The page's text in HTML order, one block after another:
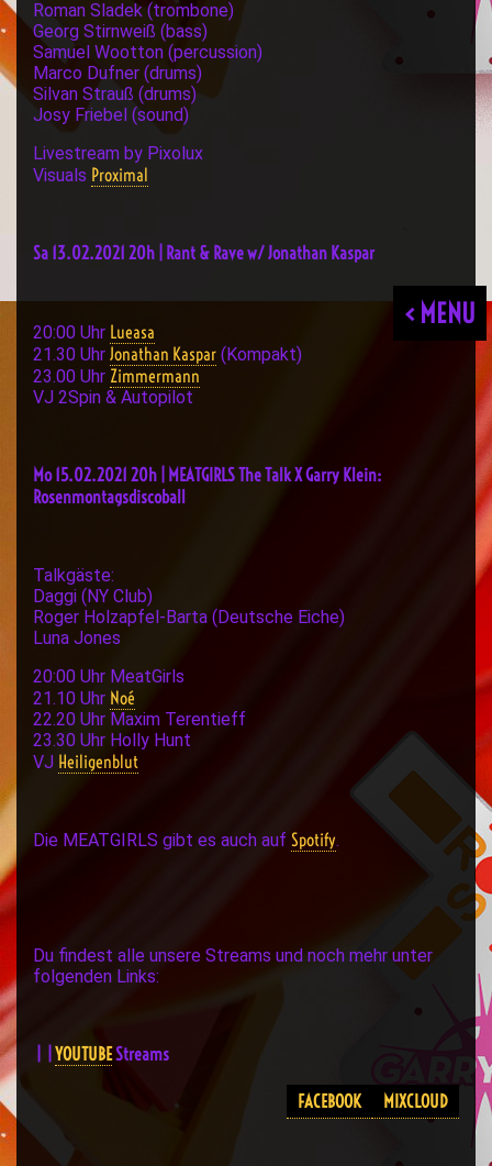
< MENU
Roman Sladek (trombone)
Georg Stirnweiß (bass)
Samuel Wootton (percussion)
Marco Dufner (drums)
Silvan Strauß (drums)
Josy Friebel (sound)
Livestream by Pixolux
Visuals Proximal
Sa 13.02.2021 20h | Rant & Rave w/ Jonathan Kaspar
20:00 Uhr Lueasa
21.30 Uhr Jonathan Kaspar (Kompakt)
23.00 Uhr Zimmermann
VJ 2Spin & Autopilot
Mo 15.02.2021 20h | MEATGIRLS The Talk X Garry Klein:
Rosenmontagsdiscoball
Talkgäste:
Daggi (NY Club)
Roger Holzapfel-Barta (Deutsche Eiche)
Luna Jones
20:00 Uhr MeatGirls
21.10 Uhr Noé
22.20 Uhr Maxim Terentieff
23.30 Uhr Holly Hunt
VJ Heiligenblut
Die MEATGIRLS gibt es auch auf Spotify.
Du findest alle unsere Streams und noch mehr unter
folgenden Links:
MIXCLOUD
FACEBOOK
YOUTUBEStreams